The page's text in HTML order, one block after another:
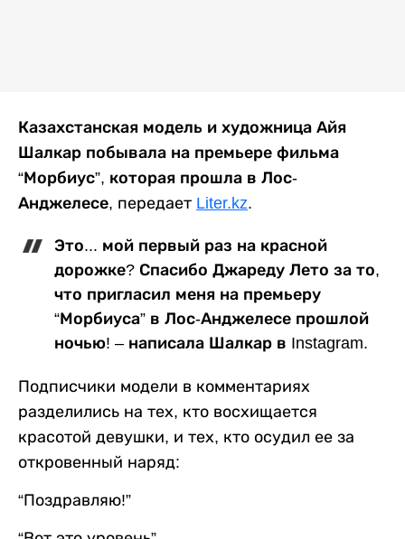
Казахстанская модель и художница Айя
Шалкар побывала на премьере фильма
“Морбиус”, которая прошла в Лос-
Анджелесе, передает Liter.kz.
Это... мой первый раз на красной
дорожке? Спасибо Джареду Лето за то,
что пригласил меня на премьеру
“Морбиуса” в Лос-Анджелесе прошлой
ночью! – написала Шалкар в Instagram.
Подписчики модели в комментариях
разделились на тех, кто восхищается
красотой девушки, и тех, кто осудил ее за
откровенный наряд:
“Поздравляю!”